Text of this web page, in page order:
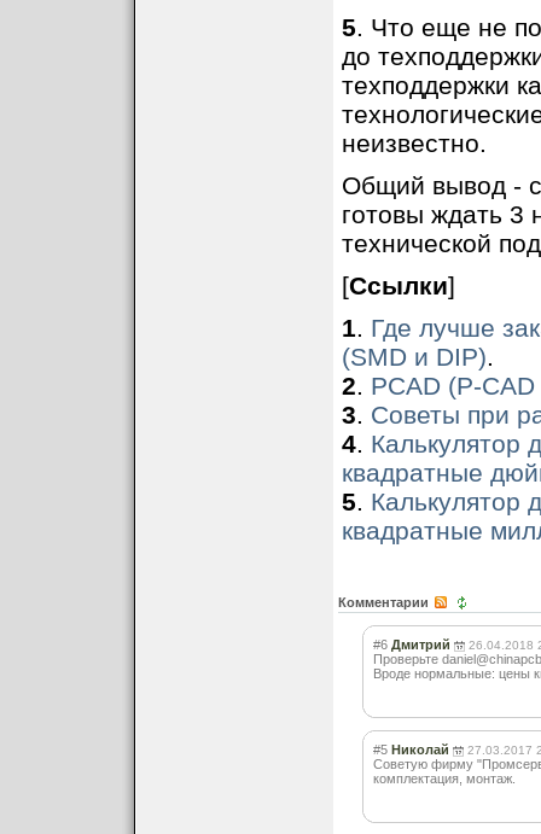
5. Что еще не
до
техподдержки
неизвестно.
Общий вывод -
готовы ждать 3
технической
[Ссылки]
1. Где лучше
(SMD и DIP).
2. PCAD (P-
3. Советы при
4. Калькулятор
квадратные
5. Калькулятор
квадратные
Комментарии
#6 Дмитрий 26.04.2018
Проверьте daniel@chinapcb
Вроде нормальные: цены
#5 Николай 27.03.2017
Советую фирму
комплектация, монтаж.